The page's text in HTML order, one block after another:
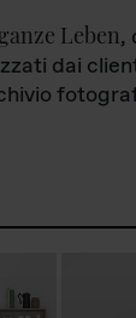
Leben,
dai